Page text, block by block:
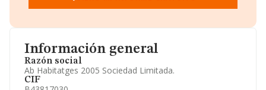
Información general
Razón social
Ab Habitatges 2005 Sociedad Limitada.
CIF
Directivos y Ejecutivos.
Información oficial y registral complementaria.